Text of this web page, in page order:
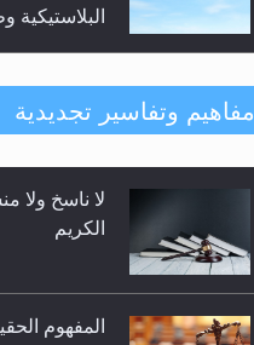
البلاستيكية
هل يُحسب
الميلادية أو
هل يجوز فتح
للمحجبات
مفاهيم وتفاسير تجديدية
لا ناسخ ولا
الكريم
المفهوم